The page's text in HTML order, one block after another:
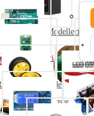
3D Yazıcı Modelleri
ParçalarıFilament &
Modelleri
Pi Modelleri
Tekerlek Drone